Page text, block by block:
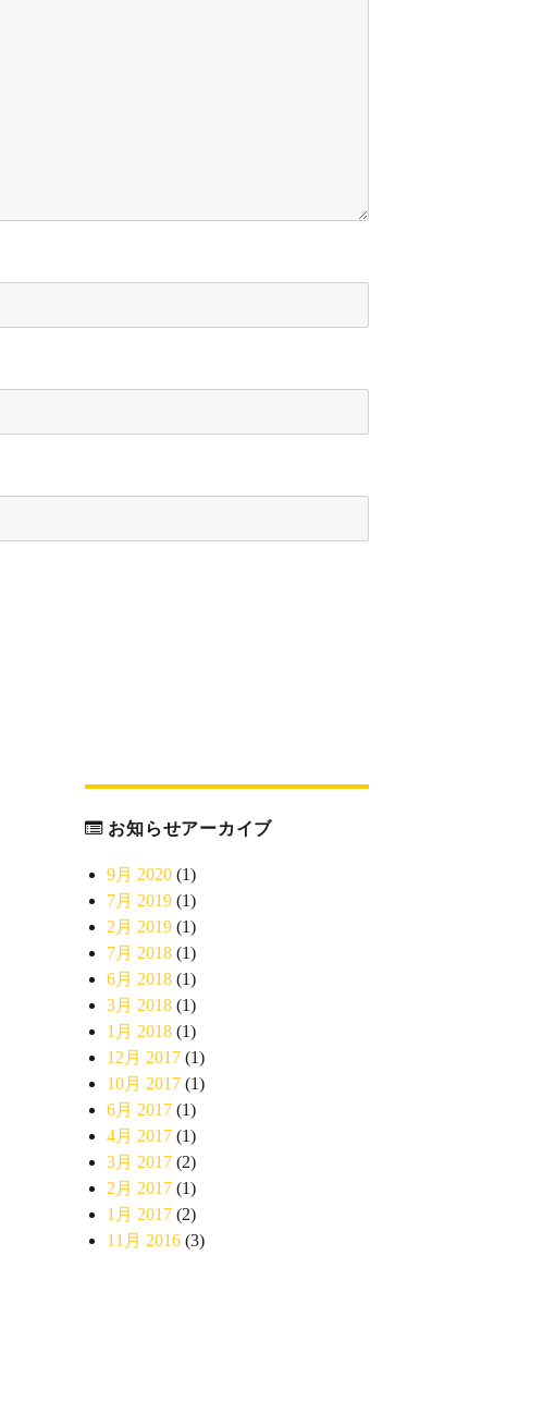
お知らせアーカイブ
9月 2020(1)
7月 2019(1)
2月 2019(1)
7月 2018(1)
6月 2018(1)
3月 2018(1)
1月 2018(1)
12月 2017(1)
10月 2017(1)
6月 2017(1)
4月 2017(1)
3月 2017(2)
2月 2017(1)
1月 2017(2)
11月 2016(3)